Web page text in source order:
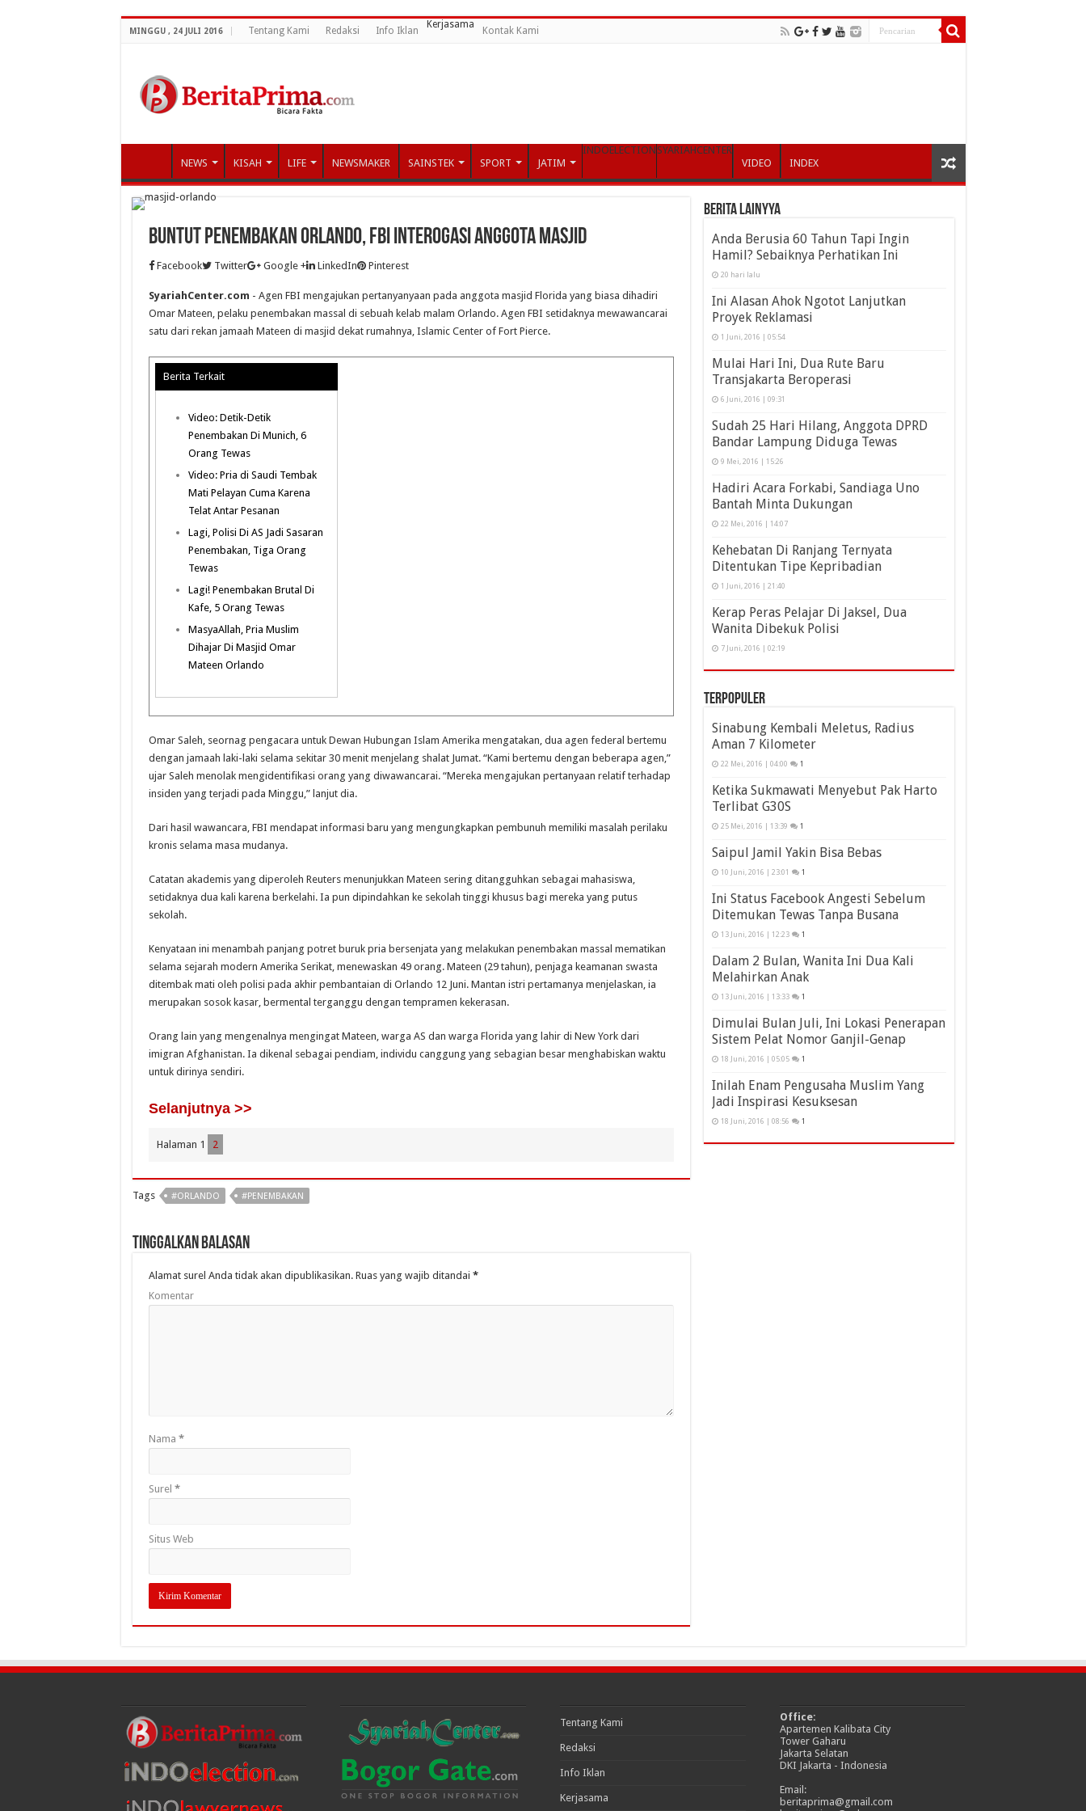
MINGGU , 24 JULI 2016 Tentang Kami Redaksi Info Iklan
Kerjasama
Kontak Kami
NEWS KISAH LIFE NEWSMAKER SAINSTEK SPORT JATIM
INDOELECTION SYARIAHCENTER
VIDEO
INDEX
Buntut Penembakan Orlando, FBI Interogasi Anggota Masjid
Facebook Twitter Google + LinkedIn Pinterest
SyariahCenter.com - Agen FBI mengajukan pertanyanyaan pada anggota masjid Florida yang biasa dihadiri
Omar Mateen, pelaku penembakan massal di sebuah kelab malam Orlando. Agen FBI setidaknya mewawancarai
satu dari rekan jamaah Mateen di masjid dekat rumahnya, Islamic Center of Fort Pierce.
Berita Terkait
Video: Detik-Detik
Penembakan Di Munich, 6
Orang Tewas
Video: Pria di Saudi Tembak
Mati Pelayan Cuma Karena
Telat Antar Pesanan
Lagi, Polisi Di AS Jadi Sasaran
Penembakan, Tiga Orang
Tewas
Lagi! Penembakan Brutal Di
Kafe, 5 Orang Tewas
MasyaAllah, Pria Muslim
Dihajar Di Masjid Omar
Mateen Orlando
Omar Saleh, seornag pengacara untuk Dewan Hubungan Islam Amerika mengatakan, dua agen federal bertemu
dengan jamaah laki-laki selama sekitar 30 menit menjelang shalat Jumat. “Kami bertemu dengan beberapa agen,”
ujar Saleh menolak mengidentifikasi orang yang diwawancarai. “Mereka mengajukan pertanyaan relatif terhadap
insiden yang terjadi pada Minggu,” lanjut dia.
Dari hasil wawancara, FBI mendapat informasi baru yang mengungkapkan pembunuh memiliki masalah perilaku
kronis selama masa mudanya.
Catatan akademis yang diperoleh Reuters menunjukkan Mateen sering ditangguhkan sebagai mahasiswa,
setidaknya dua kali karena berkelahi. Ia pun dipindahkan ke sekolah tinggi khusus bagi mereka yang putus
sekolah.
Kenyataan ini menambah panjang potret buruk pria bersenjata yang melakukan penembakan massal mematikan
selama sejarah modern Amerika Serikat, menewaskan 49 orang. Mateen (29 tahun), penjaga keamanan swasta
ditembak mati oleh polisi pada akhir pembantaian di Orlando 12 Juni. Mantan istri pertamanya menjelaskan, ia
merupakan sosok kasar, bermental terganggu dengan tempramen kekerasan.
Orang lain yang mengenalnya mengingat Mateen, warga AS dan warga Florida yang lahir di New York dari
imigran Afghanistan. Ia dikenal sebagai pendiam, individu canggung yang sebagian besar menghabiskan waktu
untuk dirinya sendiri.
Selanjutnya >>
Halaman 1 2
Tags #ORLANDO #PENEMBAKAN
Tinggalkan Balasan
Alamat surel Anda tidak akan dipublikasikan.Ruas yang wajib ditandai *
Komentar
Nama *
Surel *
Situs Web
Berita Lainyya
Anda Berusia 60 Tahun Tapi Ingin
Hamil? Sebaiknya Perhatikan Ini
20 hari lalu
Ini Alasan Ahok Ngotot Lanjutkan
Proyek Reklamasi
1 Juni, 2016 | 05:54
Mulai Hari Ini, Dua Rute Baru
Transjakarta Beroperasi
6 Juni, 2016 | 09:31
Sudah 25 Hari Hilang, Anggota DPRD
Bandar Lampung Diduga Tewas
9 Mei, 2016 | 15:26
Hadiri Acara Forkabi, Sandiaga Uno
Bantah Minta Dukungan
22 Mei, 2016 | 14:07
Kehebatan Di Ranjang Ternyata
Ditentukan Tipe Kepribadian
1 Juni, 2016 | 21:40
Kerap Peras Pelajar Di Jaksel, Dua
Wanita Dibekuk Polisi
7 Juni, 2016 | 02:19
Terpopuler
Sinabung Kembali Meletus, Radius
Aman 7 Kilometer
22 Mei, 2016 | 04:00 1
Ketika Sukmawati Menyebut Pak Harto
Terlibat G30S
25 Mei, 2016 | 13:39 1
Saipul Jamil Yakin Bisa Bebas
10 Juni, 2016 | 23:01 1
Ini Status Facebook Angesti Sebelum
Ditemukan Tewas Tanpa Busana
13 Juni, 2016 | 12:23 1
Dalam 2 Bulan, Wanita Ini Dua Kali
Melahirkan Anak
13 Juni, 2016 | 13:33 1
Dimulai Bulan Juli, Ini Lokasi Penerapan
Sistem Pelat Nomor Ganjil-Genap
18 Juni, 2016 | 05:05 1
Inilah Enam Pengusaha Muslim Yang
Jadi Inspirasi Kesuksesan
18 Juni, 2016 | 08:56 1
Tentang Kami
Redaksi
Info Iklan
Kerjasama
Office:
Apartemen Kalibata City
Tower Gaharu
Jakarta Selatan
DKI Jakarta - Indonesia
Email:
beritaprima@gmail.com